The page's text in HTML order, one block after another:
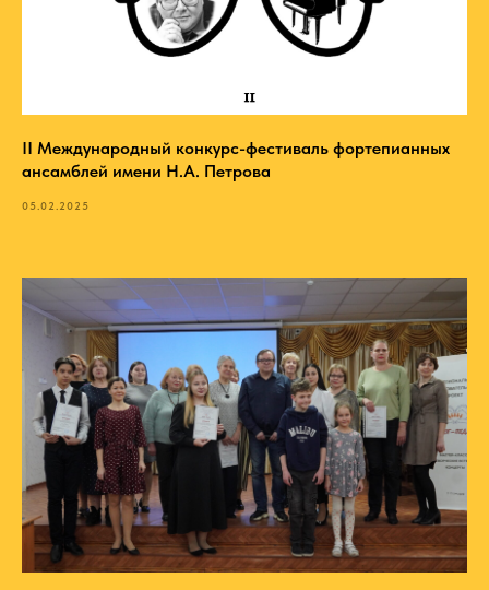
II Международный конкурс-фестиваль фортепианных
ансамблей имени Н.А. Петрова
05.02.2025